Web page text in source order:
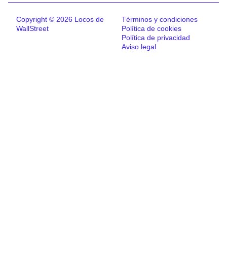
Copyright © 2026 Locos de
WallStreet
Términos y condiciones
Política de cookies
Política de privacidad
Aviso legal